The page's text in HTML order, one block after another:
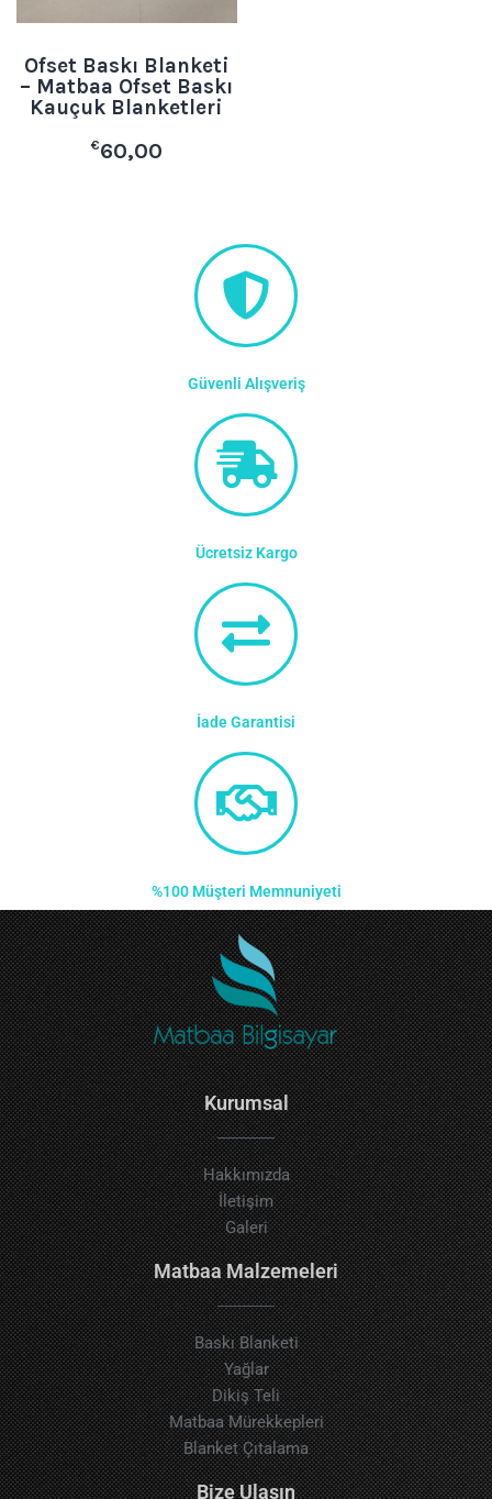
Ofset Baskı Blanketi
– Matbaa Ofset Baskı
Kauçuk Blanketleri
€60,00
Güvenli Alışveriş
Ücretsiz Kargo
İade Garantisi
%100 Müşteri Memnuniyeti
Kurumsal
Hakkımızda
İletişim
Galeri
Matbaa Malzemeleri
Baskı Blanketi
Yağlar
Dikiş Teli
Matbaa Mürekkepleri
Blanket Çıtalama
Bize Ulaşın